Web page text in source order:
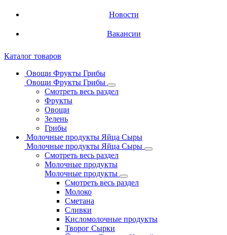
Новости
Вакансии
Каталог товаров
Овощи Фрукты Грибы
Овощи Фрукты Грибы
Смотреть весь раздел
Фрукты
Овощи
Зелень
Грибы
Молочные продукты Яйца Сыры
Молочные продукты Яйца Сыры
Смотреть весь раздел
Молочные продукты
Молочные продукты
Смотреть весь раздел
Молоко
Сметана
Сливки
Кисломолочные продукты
Творог Сырки